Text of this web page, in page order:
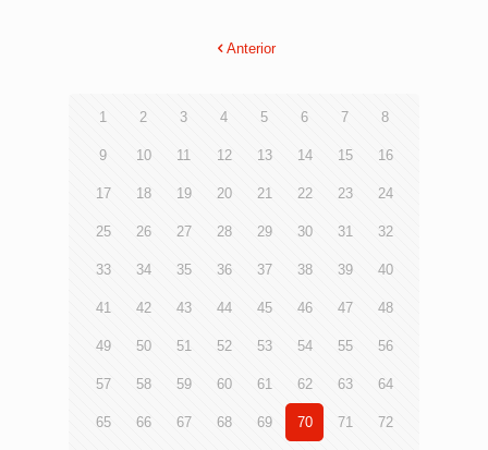
Anterior
1 2 3 4 5 6 7 8
9 10 11 12 13 14 15 16
17 18 19 20 21 22 23 24
25 26 27 28 29 30 31 32
33 34 35 36 37 38 39 40
41 42 43 44 45 46 47 48
49 50 51 52 53 54 55 56
57 58 59 60 61 62 63 64
65 66 67 68 69 70 71 72